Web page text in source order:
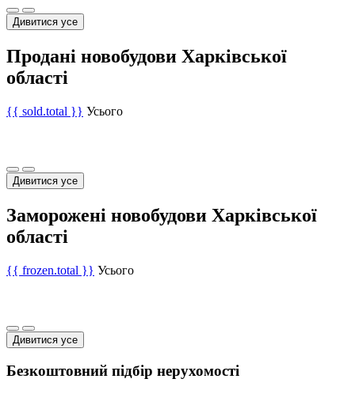
Дивитися усе
Продані новобудови Харківської
області
{{ sold.total }} Усього
Дивитися усе
Заморожені новобудови Харківської
області
{{ frozen.total }} Усього
Дивитися усе
Безкоштовний підбір нерухомості